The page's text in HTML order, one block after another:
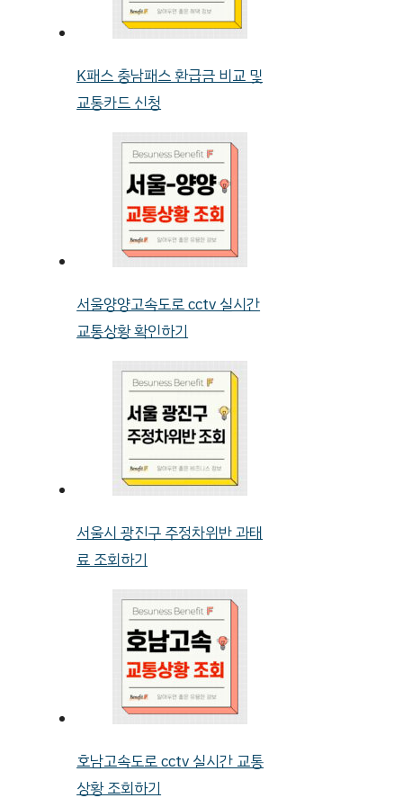
K패스 충남패스 환급금 비교 및
교통카드 신청
서울양양고속도로 cctv 실시간
교통상황 확인하기
서울시 광진구 주정차위반 과태
료 조회하기
호남고속도로 cctv 실시간 교통
상황 조회하기